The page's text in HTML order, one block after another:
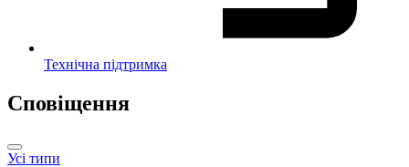
Технічна підтримка
Сповіщення
Усі типи